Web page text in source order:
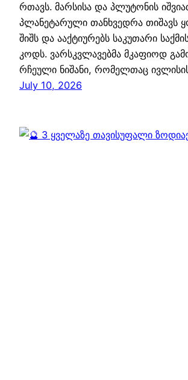
რთავს. მარსისა და პლუტონის
პლანეტარული თანხვედრა თიშავს
შიშს და ააქტიურებს საკუთარი
კოდს. ვარსკვლავებმა მკაფიოდ
რჩეული ნიშანი, რომელთაც
July 10, 2026